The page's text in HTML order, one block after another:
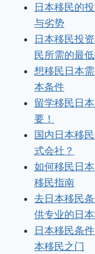
日本移民的
与劣势
日本移民投
民所需的最
想移民日本
本条件
留学移民日
要！
国内日本移
式会社？
如何移民日
移民指南
去日本移民
供专业的日
日本移民条
本移民之门